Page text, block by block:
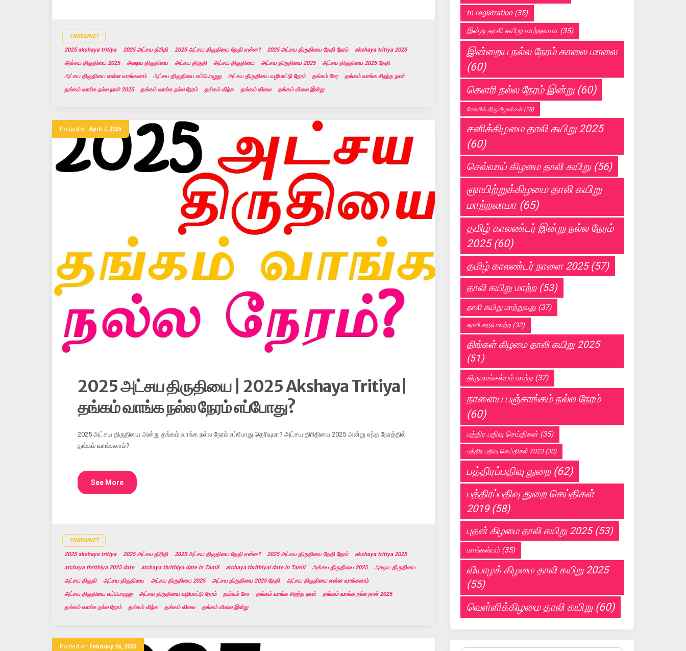
TNREGINET
2025 akshaya tritiya 2025 அட்சய திரிதி 2025 அட்சய திருதியை தேதி என்ன? 2025 அட்சய திருதியை தேதி நேரம்
akshaya tritiya 2025
அக்சய திருதியை 2025
அக்ஷய திருதியை அட்சய திருதி அட்சய திருதியை அட்சய திருதியை 2025
அட்சய திருதியை 2025 தேதி
அட்சய திருதியை என்ன வாங்கலாம்
அட்சய திருதியை எப்பொழுது அட்சய திருதியை வழிபாட்டு நேரம் தங்கம் சேர
தங்கம் வாங்க சிறந்த நாள்
தங்கம் வாங்க நல்ல நாள் 2025
தங்கம் வாங்க நல்ல நேரம் தங்கம் விற்க தங்கம் விலை தங்கம் விலை இன்று
Posted onApril 7, 2025
2025 அட்சய திருதியை | 2025 Akshaya Tritiya|
தங்கம் வாங்க நல்ல நேரம் எப்போது?
2025 அட்சய திருதியை அன்று தங்கம் வாங்க நல்ல நேரம் எப்போது தெரியுமா? அட்சய திரிதியை 2025 அன்று எந்த நேரத்தில்
தங்கம் வாங்கலாம்?
See More
TNREGINET
2025 akshaya tritiya 2025 அட்சய திரிதி 2025 அட்சய திருதியை தேதி என்ன? 2025 அட்சய திருதியை தேதி நேரம்
akshaya tritiya 2025
atchaya thrithiya 2025 date
atchaya thrithiya date in Tamil atchaya thrithiyai date in Tamil அக்சய திருதியை 2025
அக்ஷய திருதியை
அட்சய திருதி
அட்சய திருதியை அட்சய திருதியை 2025 அட்சய திருதியை 2025 தேதி
அட்சய திருதியை என்ன வாங்கலாம்
அட்சய திருதியை எப்பொழுது
அட்சய திருதியை வழிபாட்டு நேரம் தங்கம் சேர தங்கம் வாங்க சிறந்த நாள்
தங்கம் வாங்க நல்ல நாள் 2025
தங்கம் வாங்க நல்ல நேரம்
தங்கம் விற்க தங்கம் விலை தங்கம் விலை இன்று
Posted on February 26, 2025
tn registration(35)
இன்று தாலி கயிறு மாற்றலாமா(35)
இன்றைய நல்ல நேரம் காலை மாலை
(60)
கெளரி நல்ல நேரம் இன்று(60)
கோவில் திருவிழாக்கள்(28)
சனிக்கிழமை தாலி கயிறு 2025
(60)
செவ்வாய் கிழமை தாலி கயிறு(56)
ஞாயிற்றுக்கிழமை தாலி கயிறு
மாற்றலாமா(65)
தமிழ் காலண்டர் இன்று நல்ல நேரம்
2025(60)
தமிழ் காலண்டர் நாளை 2025(57)
தாலி கயிறு மாற்ற(53)
தாலி கயிறு மாற்றுவது(37)
தாலி சரடு மாற்ற (32)
திங்கள் கிழமை தாலி கயிறு 2025
(51)
திருமாங்கல்யம் மாற்ற (37)
நாளைய பஞ்சாங்கம் நல்ல நேரம்
(60)
பத்திர பதிவு செய்திகள்(35)
பத்திர பதிவு செய்திகள் 2023(30)
பத்திரப்பதிவு துறை(62)
பத்திரப்பதிவு துறை செய்திகள்
2019(58)
புதன் கிழமை தாலி கயிறு 2025(53)
மாங்கல்யம்(35)
வியாழக் கிழமை தாலி கயிறு 2025
(55)
வெள்ளிக்கிழமை தாலி கயிறு(60)